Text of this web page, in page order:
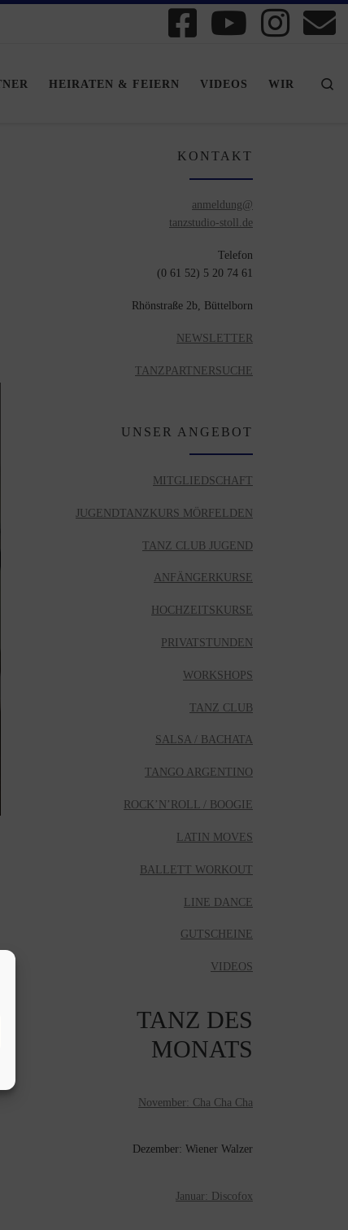
HEIRATEN & FEIERN VIDEOS WIR
KONTAKT
anmeldung@
tanzstudio-stoll.de
Telefon
(0 61 52) 5 20 74 61
Rhönstraße 2b, Büttelborn
NEWSLETTER
TANZPARTNERSUCHE
UNSER ANGEBOT
MITGLIEDSCHAFT
JUGENDTANZKURS MÖRFELDEN
TANZ CLUB JUGEND
ANFÄNGERKURSE
HOCHZEITSKURSE
PRIVATSTUNDEN
WORKSHOPS
TANZ CLUB
SALSA / BACHATA
TANGO ARGENTINO
ROCK’N’ROLL / BOOGIE
LATIN MOVES
BALLETT WORKOUT
LINE DANCE
GUTSCHEINE
VIDEOS
TANZ DES
MONATS
November: Cha Cha Cha
Dezember: Wiener Walzer
Januar: Discofox